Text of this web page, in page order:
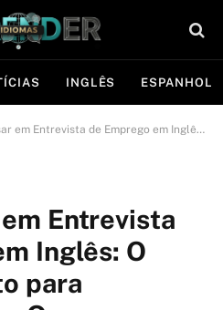
INGLÊS ESPANHOL
Emprego em Inglês: O Guia Completo para Brasileiros que Querem Conquistar Vagas Internacionais
Entrevista
Inglês: O
para